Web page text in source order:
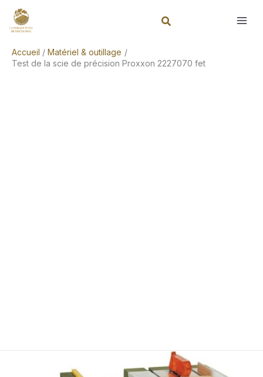
Accueil
Matériel & outillage
Test de la scie de précision Proxxon 2227070 fet
Rechercher